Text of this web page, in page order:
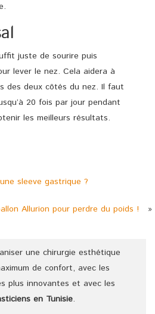
juste de sourire puis
lever le nez. Cela aidera à
des deux côtés du nez. Il faut
20 fois par jour pendant
les meilleurs résultats.
sleeve gastrique ?
Allurion pour perdre du poids ! »
une chirurgie esthétique
de confort, avec les
plus innovantes et avec les
en Tunisie.